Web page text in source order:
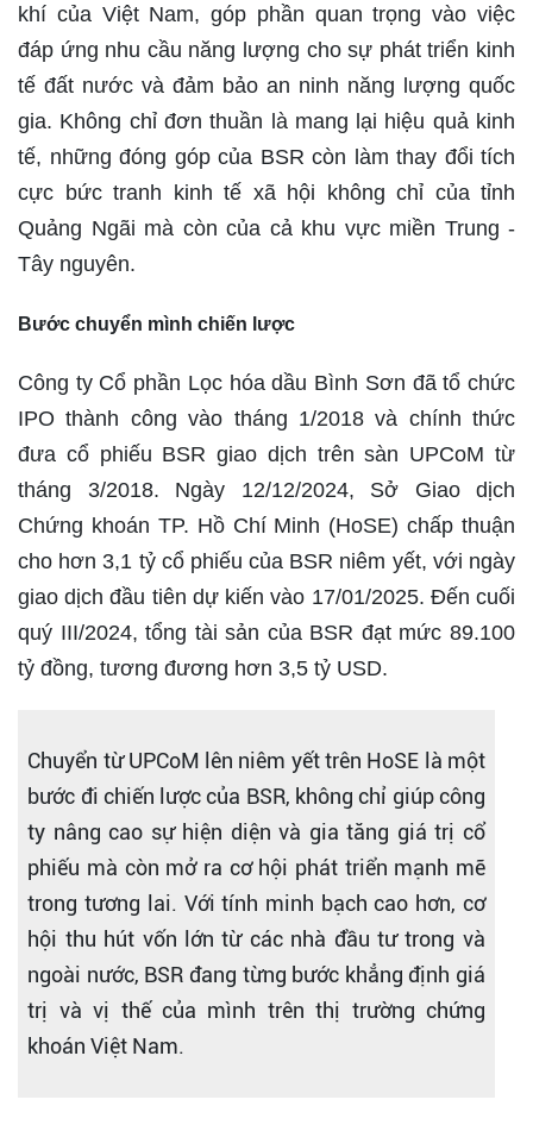
khí của Việt Nam, góp phần quan trọng vào việc
đáp ứng nhu cầu năng lượng cho sự phát triển kinh
tế đất nước và đảm bảo an ninh năng lượng quốc
gia. Không chỉ đơn thuần là mang lại hiệu quả kinh
tế, những đóng góp của BSR còn làm thay đổi tích
cực bức tranh kinh tế xã hội không chỉ của tỉnh
Quảng Ngãi mà còn của cả khu vực miền Trung -
Tây nguyên.
Bước chuyển mình chiến lược
Công ty Cổ phần Lọc hóa dầu Bình Sơn đã tổ chức
IPO thành công vào tháng 1/2018 và chính thức
đưa cổ phiếu BSR giao dịch trên sàn UPCoM từ
tháng 3/2018. Ngày 12/12/2024, Sở Giao dịch
Chứng khoán TP. Hồ Chí Minh (HoSE) chấp thuận
cho hơn 3,1 tỷ cổ phiếu của BSR niêm yết, với ngày
giao dịch đầu tiên dự kiến vào 17/01/2025. Đến cuối
quý III/2024, tổng tài sản của BSR đạt mức 89.100
tỷ đồng, tương đương hơn 3,5 tỷ USD.
Chuyển từ UPCoM lên niêm yết trên HoSE là một
bước đi chiến lược của BSR, không chỉ giúp công
ty nâng cao sự hiện diện và gia tăng giá trị cổ
phiếu mà còn mở ra cơ hội phát triển mạnh mẽ
trong tương lai. Với tính minh bạch cao hơn, cơ
hội thu hút vốn lớn từ các nhà đầu tư trong và
ngoài nước, BSR đang từng bước khẳng định giá
trị và vị thế của mình trên thị trường chứng
khoán Việt Nam.